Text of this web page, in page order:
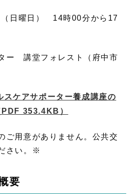
（日曜日） 14時00分から17
ー 講堂フォレスト（府中市
ケアサポーター養成講座の
PDF 353.4KB）
ご用意がありません。公共交
さい。※
要